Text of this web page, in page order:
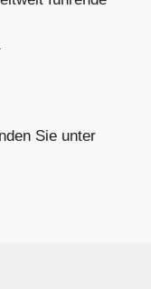
Sie unter